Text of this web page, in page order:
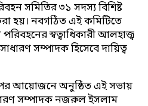
সমিতির ৩১ সদস্য বিশিষ্ট
হয়। নবগঠিত এই কমিটিতে
স্বত্বাধিকারী আলহাজ্ব
সম্পাদক হিসেবে দায়িত্ব
আয়োজনে অনুষ্ঠিত এই সভায়
সম্পাদক নজরুল ইসলাম